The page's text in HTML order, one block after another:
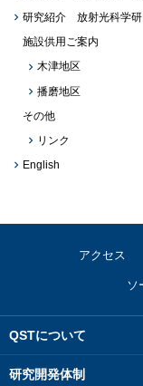
研究紹介 放射光科学
施設供用ご案内
木津地区
播磨地区
その他
リンク
English
アクセス
ソ
QSTについて
研究開発体制